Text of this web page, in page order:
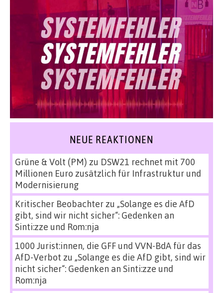
NEUE REAKTIONEN
Grüne & Volt (PM) zu DSW21 rechnet mit 700
Millionen Euro zusätzlich für Infrastruktur und
Modernisierung
Kritischer Beobachterzu „Solange es die AfD
gibt, sind wir nicht sicher“: Gedenken an
Sinti:zze und Rom:nja
1000 Jurist:innen, die GFF und VVN-BdA für das
AfD-Verbot zu „Solange es die AfD gibt, sind wir
nicht sicher“: Gedenken an Sinti:zze und
Rom:nja